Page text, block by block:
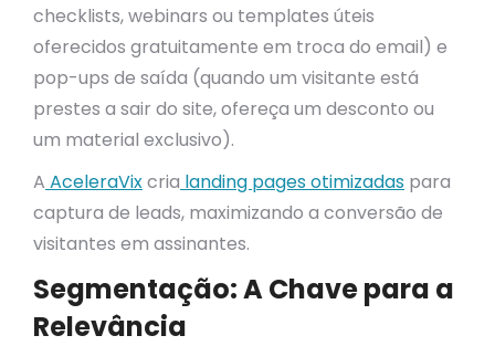
checklists, webinars ou templates úteis
oferecidos gratuitamente em troca do email) e
pop-ups de saída (quando um visitante está
prestes a sair do site, ofereça um desconto ou
um material exclusivo).
A AceleraVixcria landing pages otimizadas para
captura de leads, maximizando a conversão de
visitantes em assinantes.
Segmentação: A Chave para a
Relevância